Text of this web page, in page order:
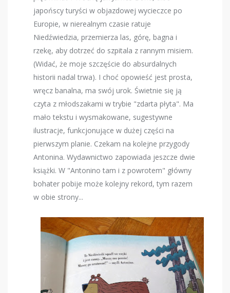
japońscy turyści w objazdowej wycieczce po
Europie, w nierealnym czasie ratuje
Niedźwiedzia, przemierza las, górę, bagna i
rzekę, aby dotrzeć do szpitala z rannym misiem.
(Widać, że moje szczęście do absurdalnych
historii nadal trwa). I choć opowieść jest prosta,
wręcz banalna, ma swój urok. Świetnie się ją
czyta z młodszakami w trybie "zdarta płyta". Ma
mało tekstu i wysmakowane, sugestywne
ilustracje, funkcjonujące w dużej części na
pierwszym planie. Czekam na kolejne przygody
Antonina. Wydawnictwo zapowiada jeszcze dwie
książki. W "Antonino tam i z powrotem" główny
bohater pobije może kolejny rekord, tym razem
w obie strony...